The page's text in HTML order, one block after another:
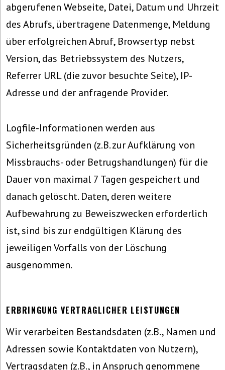
abgerufenen Webseite, Datei, Datum und Uhrzeit
des Abrufs, übertragene Datenmenge, Meldung
über erfolgreichen Abruf, Browsertyp nebst
Version, das Betriebssystem des Nutzers,
Referrer URL (die zuvor besuchte Seite), IP-
Adresse und der anfragende Provider.
Logfile-Informationen werden aus
Sicherheitsgründen (z.B. zur Aufklärung von
Missbrauchs- oder Betrugshandlungen) für die
Dauer von maximal 7 Tagen gespeichert und
danach gelöscht. Daten, deren weitere
Aufbewahrung zu Beweiszwecken erforderlich
ist, sind bis zur endgültigen Klärung des
jeweiligen Vorfalls von der Löschung
ausgenommen.
ERBRINGUNG VERTRAGLICHER LEISTUNGEN
Wir verarbeiten Bestandsdaten (z.B., Namen und
Adressen sowie Kontaktdaten von Nutzern),
Vertragsdaten (z.B., in Anspruch genommene